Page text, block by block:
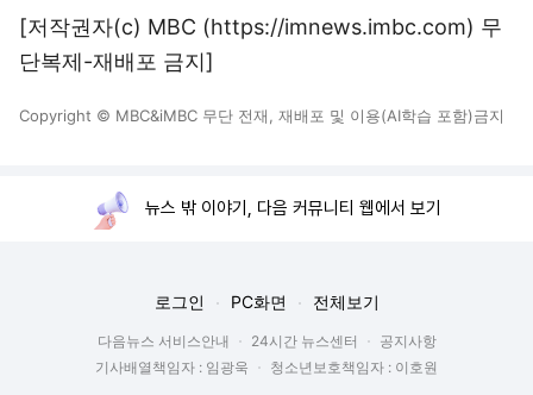
[저작권자(c) MBC (https://imnews.imbc.com) 무
단복제-재배포 금지]
Copyright © MBC&iMBC 무단 전재, 재배포 및 이용(AI학습 포함)금지
뉴스 밖 이야기, 다음 커뮤니티 웹에서 보기
로그인 PC화면 전체보기
다음뉴스 서비스안내 24시간 뉴스센터
공지사항
기사배열책임자 : 임광욱
청소년보호책임자 : 이호원